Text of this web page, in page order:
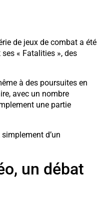
de jeux de combat a été
« Fatalities », des
à des poursuites en
avec un nombre
une partie
d’un
un débat